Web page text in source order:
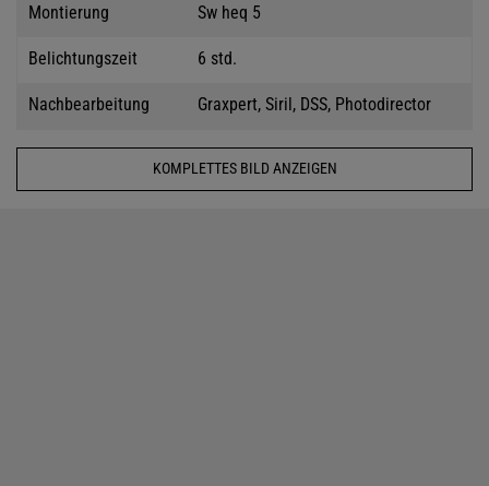
Montierung Sw heq 5
Belichtungszeit 6 std.
Nachbearbeitung Graxpert, Siril, DSS, Photodirector
KOMPLETTES BILD ANZEIGEN